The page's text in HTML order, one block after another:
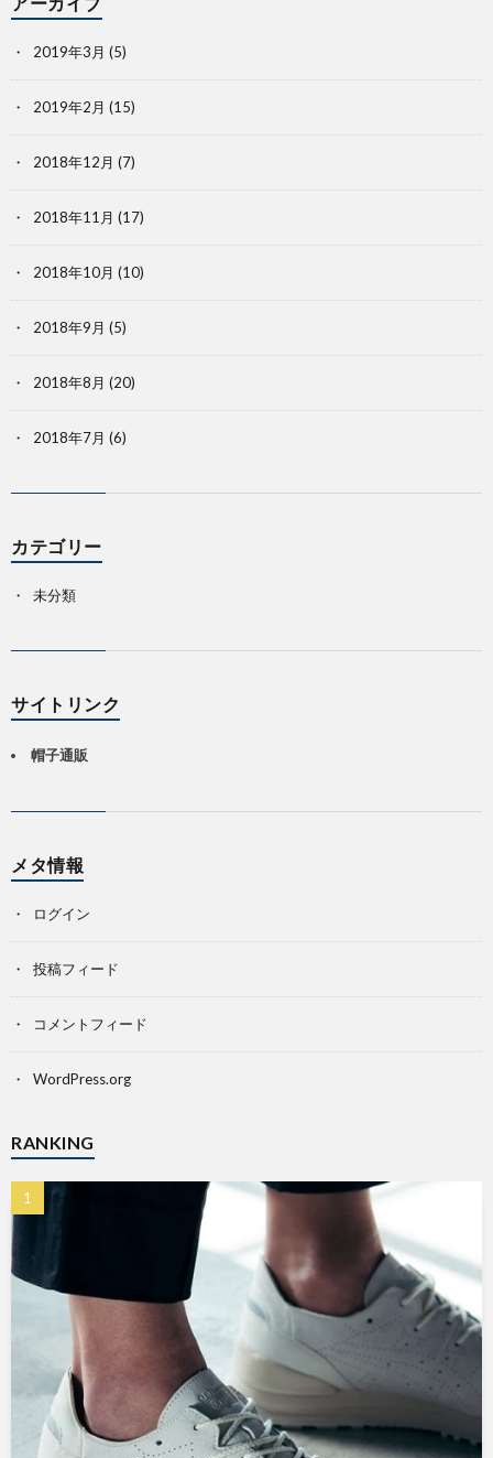
2019年3月 (5)
2019年2月 (15)
2018年12月 (7)
2018年11月 (17)
2018年10月 (10)
2018年9月 (5)
2018年8月 (20)
2018年7月 (6)
カテゴリー
未分類
サイトリンク
帽子通販
メタ情報
ログイン
投稿フィード
コメントフィード
WordPress.org
RANKING